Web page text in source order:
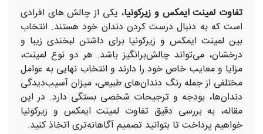
تفاوت لمینت ایمکس و زیرکونیا، یکی از چالش های افرادی
است که به دنبال درست کردن دندان خود هستند. انتخاب
بین لمینت ایمکس و زیرکونیا برای داشتن لبخندی زیبا و
درخشان، می‌تواند چالش‌برانگیز باشد. هر دو نوع لمینت،
مزایا و معایب خاص خود را دارند و انتخاب نهایی به عوامل
مختلفی از جمله رنگ دندان‌های طبیعی، میزان آسیب‌دیدگی
دندان‌ها، بودجه و ترجیحات شخصی بستگی دارد. در این
مقاله، به بررسی دقیق تفاوت‌ لمینت ایمکس و زیرکونیا
خواهیم پرداخت تا بتوانید تصمیم آگاهانه‌تری اتخاذ کنید.